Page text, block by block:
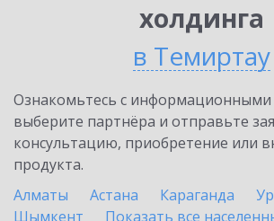
холдинга
в Темиртау
Ознакомьтесь с информационными
выберите партнёра и отправьте
консультацию, приобретение или
продукта.
Алматы
Астана Караганда
Шымкент
Показать все